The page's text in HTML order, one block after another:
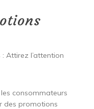
Attirez l’attention
consommateurs
des promotions